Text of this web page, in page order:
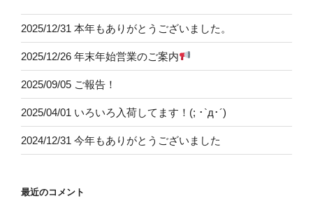
2025/12/31 本年もありがとうございました。
2025/12/26 年末年始営業のご案内
2025/09/05 ご報告！
2025/04/01 いろいろ入荷してます！(; ･`д･´)
2024/12/31 今年もありがとうございました
最近のコメント